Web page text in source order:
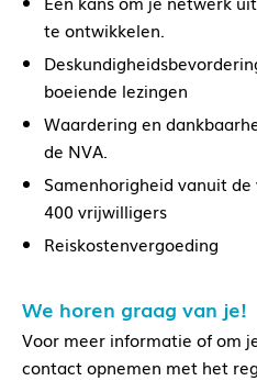
te ontwikkelen.
boeiende lezingen
Waardering en
de NVA.
Samenhorigheid vanuit
400 vrijwilligers
Reiskostenvergoeding
We horen graag van je!
Voor meer informatie of om
contact opnemen met het